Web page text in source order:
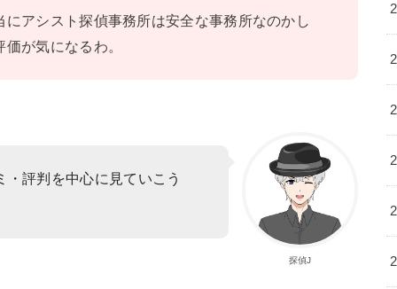
にアシスト探偵事務所は安全な事務所なのかし
が気になるわ。
探偵J
評判を中心に見ていこう